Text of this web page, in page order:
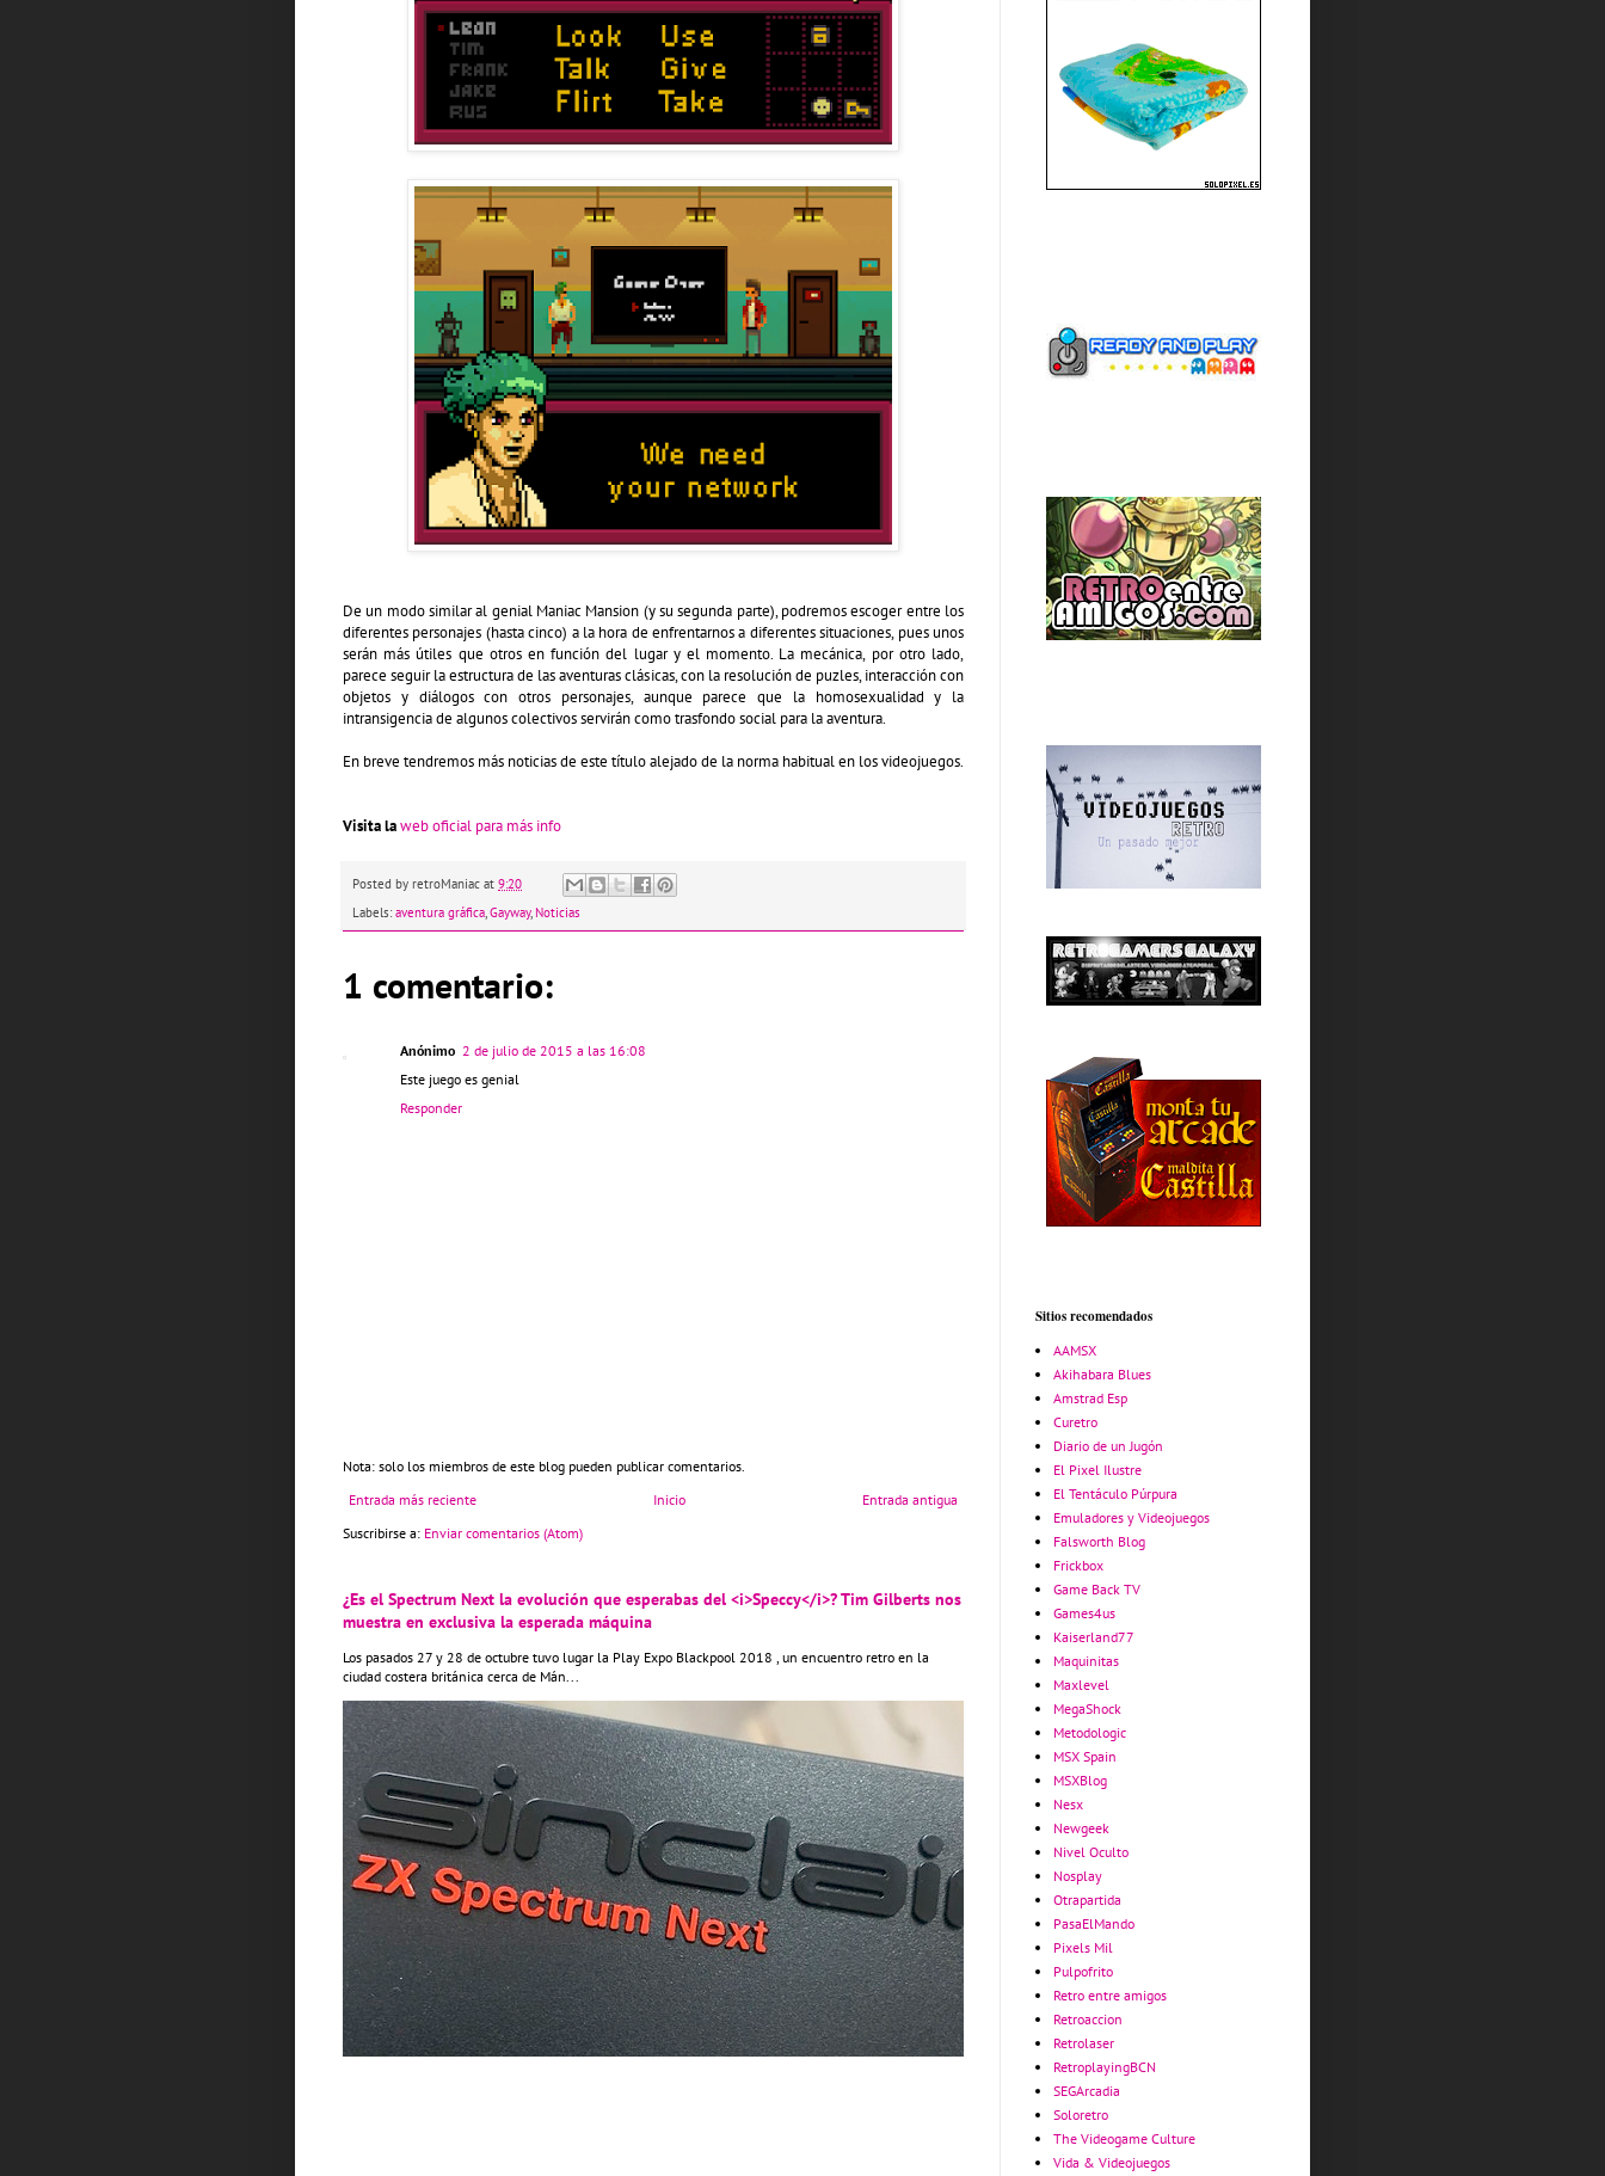
De un modo similar al genial Maniac Mansion (y su segunda parte), podremos escoger entre los
diferentes personajes (hasta cinco) a la hora de enfrentarnos a diferentes situaciones, pues unos
serán más útiles que otros en función del lugar y el momento. La mecánica, por otro lado,
parece seguir la estructura de las aventuras clásicas, con la resolución de puzles, interacción con
objetos y diálogos con otros personajes, aunque parece que la homosexualidad y la
intransigencia de algunos colectivos servirán como trasfondo social para la aventura.
En breve tendremos más noticias de este título alejado de la norma habitual en los videojuegos.
Visita laweb oficial para más info
Posted by retroManiac at 9:20
Labels:aventura gráfica,Gayway, Noticias
1 comentario:
Anónimo 2 de julio de 2015 a las 16:08
Este juego es genial
Responder
Nota: solo los miembros de este blog pueden publicar comentarios.
Entrada más reciente
Entrada antigua
Inicio
Suscribirse a: Enviar comentarios (Atom)
¿Es el Spectrum Next la evolución que esperabas del <i>Speccy</i>? Tim Gilberts nos
muestra en exclusiva la esperada máquina
Los pasados 27 y 28 de octubre tuvo lugar la Play Expo Blackpool 2018 , un encuentro retro en la
ciudad costera británica cerca de Mán...
Sitios recomendados
AAMSX
Akihabara Blues
Amstrad Esp
Curetro
Diario de un Jugón
El Pixel Ilustre
El Tentáculo Púrpura
Emuladores y Videojuegos
Falsworth Blog
Frickbox
Game Back TV
Games4us
Kaiserland77
Maquinitas
Maxlevel
MegaShock
Metodologic
MSX Spain
MSXBlog
Nesx
Newgeek
Nivel Oculto
Nosplay
Otrapartida
PasaElMando
Pixels Mil
Pulpofrito
Retro entre amigos
Retroaccion
Retrolaser
RetroplayingBCN
SEGArcadia
Soloretro
The Videogame Culture
Vida & Videojuegos